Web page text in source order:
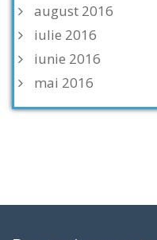
august 2016
iulie 2016
iunie 2016
mai 2016